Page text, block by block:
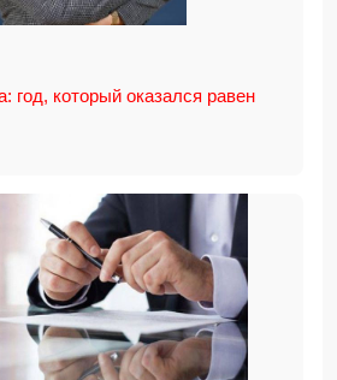
год, который оказался равен